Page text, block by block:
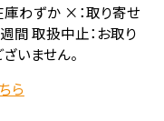
わずか ×：取り寄せ
間 取扱中止：お取り
いません。
ら